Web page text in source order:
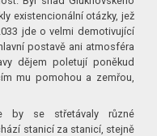
existencionální otázky, jež
jde o velmi demotivující
postavě ani atmosféra
dějem poletují poněkud
mu pomohou a zemřou,
by se střetávaly různé
stanicí za stanicí, stejně